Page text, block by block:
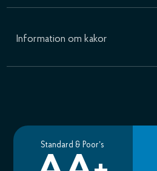
Information om kakor
Standard & Poor’s